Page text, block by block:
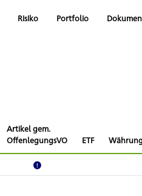
Risiko Portfolio
Artikel gem.
OffenlegungsVO
ETF